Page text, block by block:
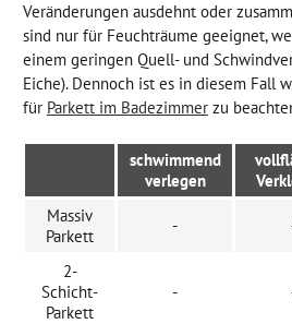
Veränderungen ausdehnt oder
sind nur für Feuchträume geeignet,
einem geringen Quell- und
Eiche). Dennoch ist es in diesem Fall
für Parkett im Badezimmer zu
schwimmend
verlegen
Massiv
Parkett
-
2-
Schicht-
Parkett
-